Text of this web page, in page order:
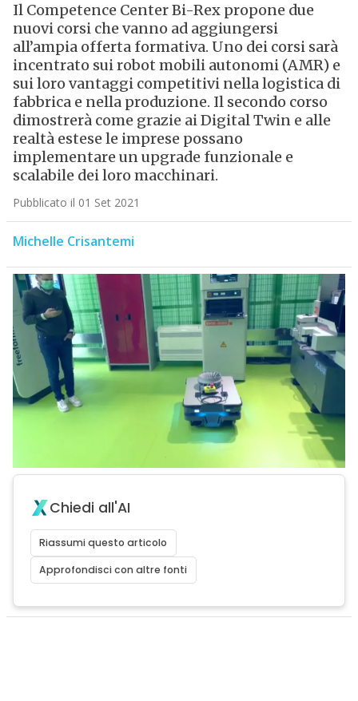
Il Competence Center Bi-Rex propone due
nuovi corsi che vanno ad aggiungersi
all’ampia offerta formativa. Uno dei corsi sarà
incentrato sui robot mobili autonomi (AMR) e
sui loro vantaggi competitivi nella logistica di
fabbrica e nella produzione. Il secondo corso
dimostrerà come grazie ai Digital Twin e alle
realtà estese le imprese possano
implementare un upgrade funzionale e
scalabile dei loro macchinari.
Pubblicato il 01 Set 2021
Michelle Crisantemi
Chiedi all'AI
Riassumi questo articolo
Approfondisci con altre fonti